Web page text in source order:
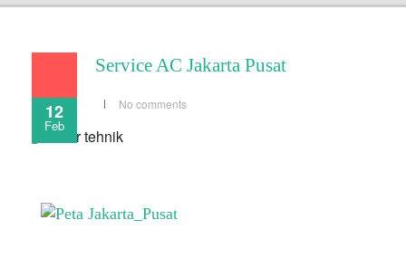
12
Feb
Service AC Jakarta Pusat
No comments